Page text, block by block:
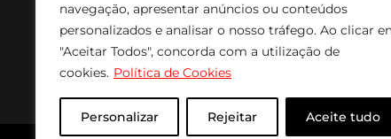
navegação, apresentar anúncios ou conteúdos
personalizados e analisar o nosso tráfego. Ao clicar
"Aceitar Todos", concorda com a utilização de
cookies. Política de Cookies
Personalizar Rejeitar Aceite tudo
tecnologia avançada, combinando com acabamento
a Epóxi, conferindo um acabamento e textura de
excelente qualidade e durabilidade. Para fazer face às
solicitações mais urgentes temos sempre em stock
todos os produtos para entrega imediata.